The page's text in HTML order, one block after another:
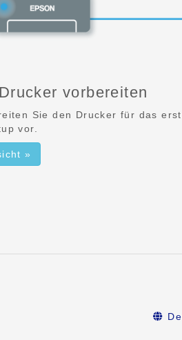
vorbereiten
Sie den Drucker für das
vor.
»